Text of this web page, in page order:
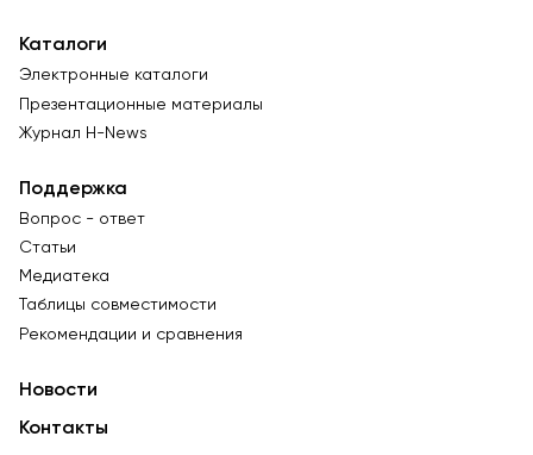
Каталоги
Электронные каталоги
Презентационные материалы
Журнал Н-News
Поддержка
Вопрос - ответ
Статьи
Медиатека
Таблицы совместимости
Рекомендации и сравнения
Новости
Контакты